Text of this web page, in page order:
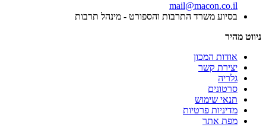
mail@macon.co.il
בסיוע משרד התרבות והספורט - מינהל תרבות
ניווט מהיר
אודות המכון
יצירת קשר
גלריה
סרטונים
תנאי שימוש
מדיניות פרטיות
מפת אתר